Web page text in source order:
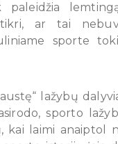
ar tai
sporte
lažybų
sporto
kai laimi anaiptol